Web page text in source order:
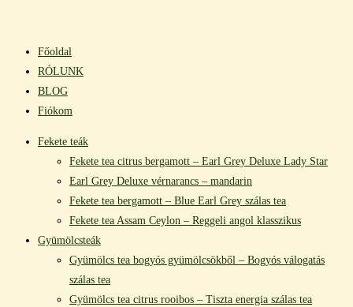
Főoldal
RÓLUNK
BLOG
Fiókom
Fekete teák
Fekete tea citrus bergamott – Earl Grey Deluxe Lady Star
Earl Grey Deluxe vérnarancs – mandarin
Fekete tea bergamott – Blue Earl Grey szálas tea
Fekete tea Assam Ceylon – Reggeli angol klasszikus
Gyümölcsteák
Gyümölcs tea bogyós gyümölcsökből – Bogyós válogatás
szálas tea
Gyümölcs tea citrus rooibos – Tiszta energia szálas tea